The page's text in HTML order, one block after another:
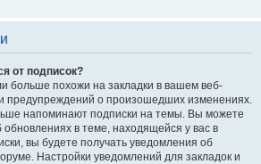
от подписок?
больше похожи на закладки в вашем веб-
предупреждений о произошедших изменениях.
напоминают подписки на темы. Вы можете
в теме, находящейся у вас в
вы будете получать уведомления об
Настройки уведомлений для закладок и